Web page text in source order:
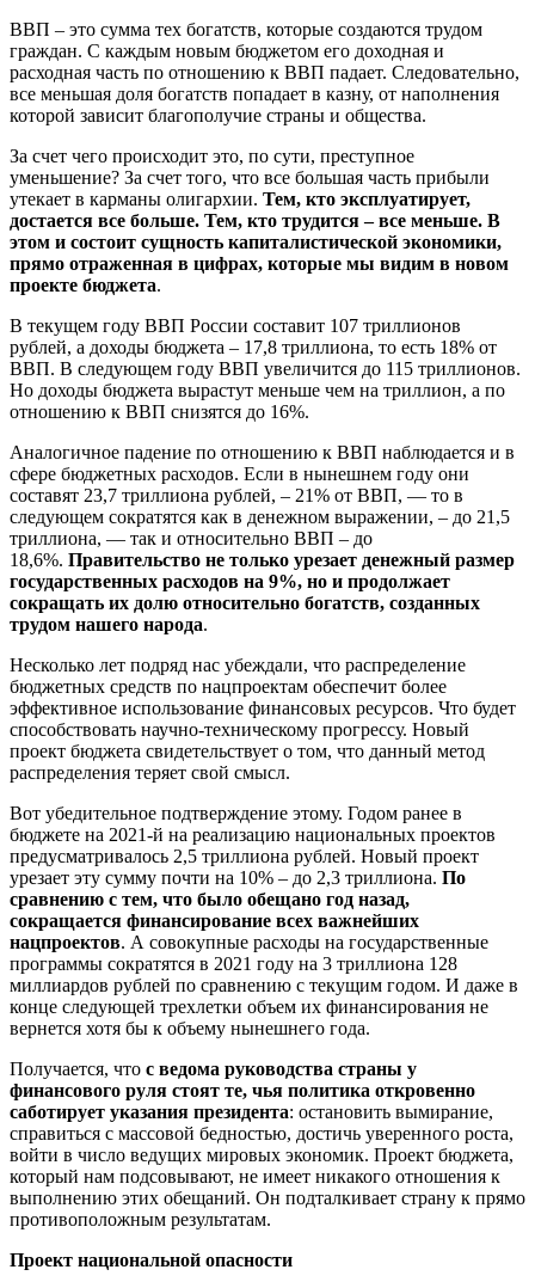
ВВП – это сумма тех богатств, которые создаются трудом
граждан. С каждым новым бюджетом его доходная и
расходная часть по отношению к ВВП падает. Следовательно,
все меньшая доля богатств попадает в казну, от наполнения
которой зависит благополучие страны и общества.
За счет чего происходит это, по сути, преступное
уменьшение? За счет того, что все большая часть прибыли
утекает в карманы олигархии. Тем, кто эксплуатирует,
достается все больше. Тем, кто трудится – все меньше. В
этом и состоит сущность капиталистической экономики,
прямо отраженная в цифрах, которые мы видим в новом
проекте бюджета.
В текущем году ВВП России составит 107 триллионов
рублей, а доходы бюджета – 17,8 триллиона, то есть 18% от
ВВП. В следующем году ВВП увеличится до 115 триллионов.
Но доходы бюджета вырастут меньше чем на триллион, а по
отношению к ВВП снизятся до 16%.
Аналогичное падение по отношению к ВВП наблюдается и в
сфере бюджетных расходов. Если в нынешнем году они
составят 23,7 триллиона рублей, – 21% от ВВП, — то в
следующем сократятся как в денежном выражении, – до 21,5
триллиона, — так и относительно ВВП – до
18,6%. Правительство не только урезает денежный размер
государственных расходов на 9%, но и продолжает
сокращать их долю относительно богатств, созданных
трудом нашего народа.
Несколько лет подряд нас убеждали, что распределение
бюджетных средств по нацпроектам обеспечит более
эффективное использование финансовых ресурсов. Что будет
способствовать научно-техническому прогрессу. Новый
проект бюджета свидетельствует о том, что данный метод
распределения теряет свой смысл.
Вот убедительное подтверждение этому. Годом ранее в
бюджете на 2021-й на реализацию национальных проектов
предусматривалось 2,5 триллиона рублей. Новый проект
урезает эту сумму почти на 10% – до 2,3 триллиона. По
сравнению с тем, что было обещано год назад,
сокращается финансирование всех важнейших
нацпроектов. А совокупные расходы на государственные
программы сократятся в 2021 году на 3 триллиона 128
миллиардов рублей по сравнению с текущим годом. И даже в
конце следующей трехлетки объем их финансирования не
вернется хотя бы к объему нынешнего года.
Получается, что с ведома руководства страны у
финансового руля стоят те, чья политика откровенно
саботирует указания президента: остановить вымирание,
справиться с массовой бедностью, достичь уверенного роста,
войти в число ведущих мировых экономик. Проект бюджета,
который нам подсовывают, не имеет никакого отношения к
выполнению этих обещаний. Он подталкивает страну к прямо
противоположным результатам.
Проект национальной опасности